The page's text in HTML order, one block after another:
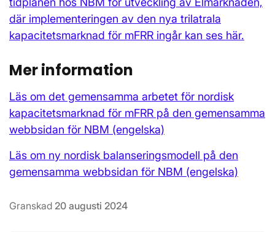
där implementeringen av den nya trilatrala
kapacitetsmarknad för mFRR ingår kan ses här.
Mer information
Läs om det gemensamma arbetet för nordisk
kapacitetsmarknad för mFRR på den gemensamma
webbsidan för NBM (engelska)
Läs om ny nordisk balanseringsmodell på den
gemensamma webbsidan för NBM (engelska)
Granskad 20 augusti 2024